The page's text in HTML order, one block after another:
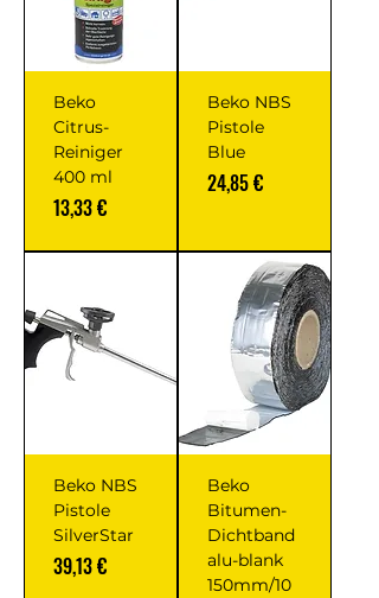
Beko
Citrus-
Reiniger
400 ml
Prix
13,33 €
Beko NBS
Pistole
Blue
Prix
24,85 €
Beko NBS
Pistole
SilverStar
Prix
39,13 €
Beko
Bitumen-
Dichtband
alu-blank
150mm/10